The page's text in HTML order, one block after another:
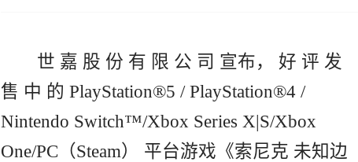
世 嘉 股 份 有 限 公 司 宣布， 好 评 发
售 中 的 PlayStation®5 / PlayStation®4 /
Nintendo Switch™/Xbox Series X|S/Xbox
One/PC（Steam） 平台游戏《索尼克 未知边